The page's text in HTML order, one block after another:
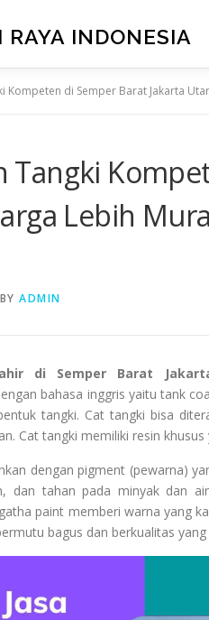
INDONESIA
Kompeten di Semper Barat Jakarta
Tangki
Lebih
BY ADMIN
di Semper Barat
bahasa inggris yaitu tank
tangki. Cat tangki bisa
Cat tangki memiliki resin
dengan pigment (pewarna)
dan tahan pada minyak dan
paint memberi warna yang
bagus dan berkualitas yang